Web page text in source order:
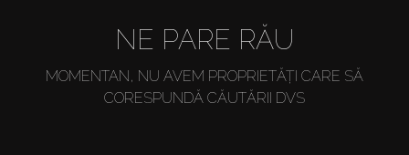
NE PARE RĂU
MOMENTAN, NU AVEM PROPRIETĂȚI CARE SĂ
CORESPUNDĂ CĂUTĂRII DVS